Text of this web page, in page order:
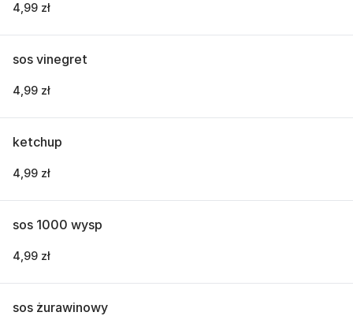
4,99 zł
sos vinegret
4,99 zł
ketchup
4,99 zł
sos 1000 wysp
4,99 zł
sos żurawinowy